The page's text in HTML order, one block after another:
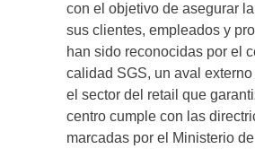
con el objetivo de asegurar
sus clientes, empleados y
han sido reconocidas por el
calidad SGS, un aval
el sector del retail que
centro cumple con las
marcadas por el Ministerio